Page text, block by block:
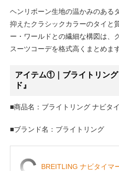
ヘンリボーン生地の温かみのある
抑えたクラシックカラーのタイと
ー・ワールドとの繊細な構図は、
スーツコーデを格式高くまとめます
アイテム①｜ブライトリン
ド』
■商品名：ブライトリング ナビタ
■ブランド名：ブライトリング
BREITLING ナビタイマ